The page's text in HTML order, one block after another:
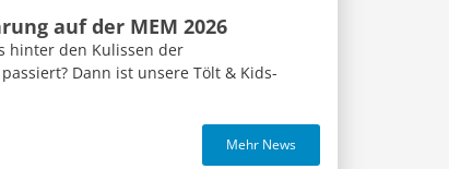
auf der MEM 2026
hinter den Kulissen der
Dann ist unsere Tölt & Kids-
Mehr News